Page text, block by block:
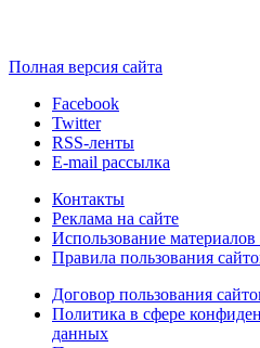
Полная версия сайта
Facebook
Twitter
RSS-ленты
E-mail рассылка
Контакты
Реклама на сайте
Использование материалов
Правила пользования
Договор пользования
Политика в сфере
данных